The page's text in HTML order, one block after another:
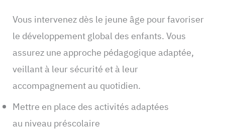
Vous intervenez dès le jeune âge pour favoriser
le développement global des enfants. Vous
assurez une approche pédagogique adaptée,
veillant à leur sécurité et à leur
accompagnement au quotidien.
Mettre en place des activités adaptées
au niveau préscolaire